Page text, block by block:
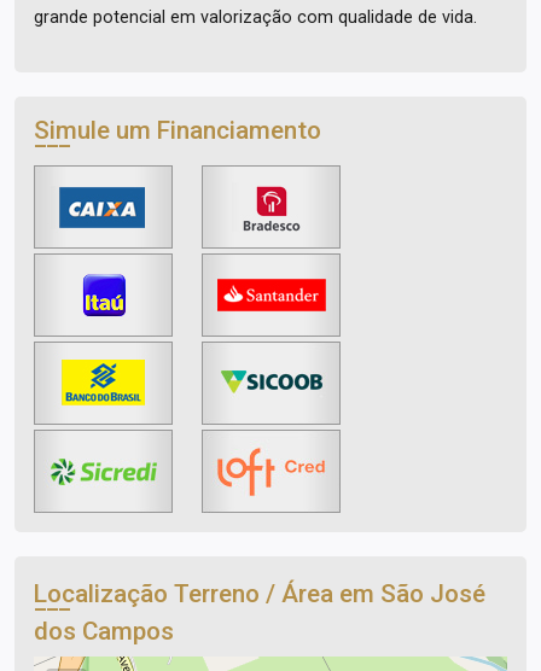
grande potencial em valorização com qualidade de vida.
Simule um Financiamento
Localização Terreno / Área em São José
dos Campos